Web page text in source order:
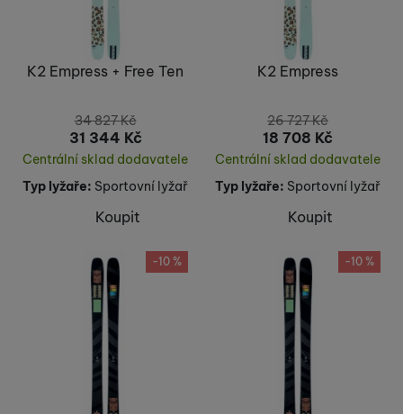
K2 Empress + Free Ten
34 827Kč
31 344 Kč
Centrální sklad dodavatele
Typ lyžaře: Sportovní lyžař
Koupit
K2 Empress
26 727Kč
18 708 Kč
Centrální sklad dodavatele
Typ lyžaře: Sportovní lyžař
Koupit
-10 % -10 %